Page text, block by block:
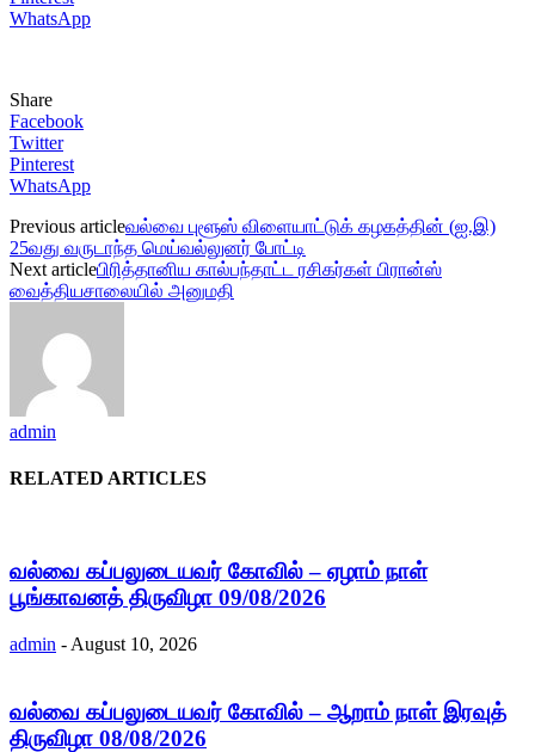
WhatsApp
Share
Facebook
Twitter
Pinterest
WhatsApp
Previous articleவல்வை புளூஸ் விளையாட்டுக் கழகத்தின் (ஐ.இ)
25வது வருடாந்த மெய்வல்லுனர் போட்டி
Next articleபிரித்தானிய கால்பந்தாட்ட ரசிகர்கள் பிரான்ஸ்
வைத்தியசாலையில் அனுமதி
admin
RELATED ARTICLES
வல்வை கப்பலுடையவர் கோவில் – ஏழாம் நாள்
பூங்காவனத் திருவிழா 09/08/2026
admin - August 10, 2026
வல்வை கப்பலுடையவர் கோவில் – ஆறாம் நாள் இரவுத்
திருவிழா 08/08/2026